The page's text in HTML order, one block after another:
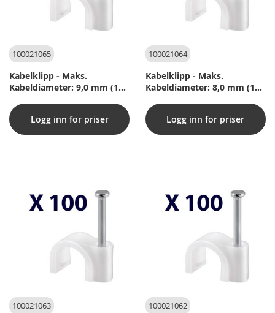
100021065
Kabelklipp - Maks.
Kabeldiameter: 9,0 mm (100
Logg inn for priser
100021064
Kabelklipp - Maks.
Kabeldiameter: 8,0 mm (100
Logg inn for priser
100021063 100021062